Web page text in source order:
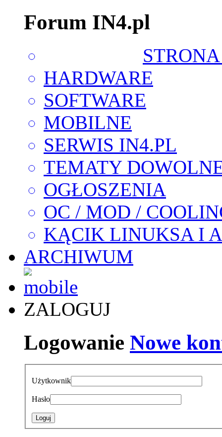
Forum IN4.pl
HARDWARE
SOFTWARE
MOBILNE
SERWIS IN4.PL
TEMATY
OGŁOSZENIA
OC / MOD /
KĄCIK LINUKSA I
ARCHIWUM
ZALOGUJ
Logowanie Nowe
Użytkownik
Hasło
Loguj